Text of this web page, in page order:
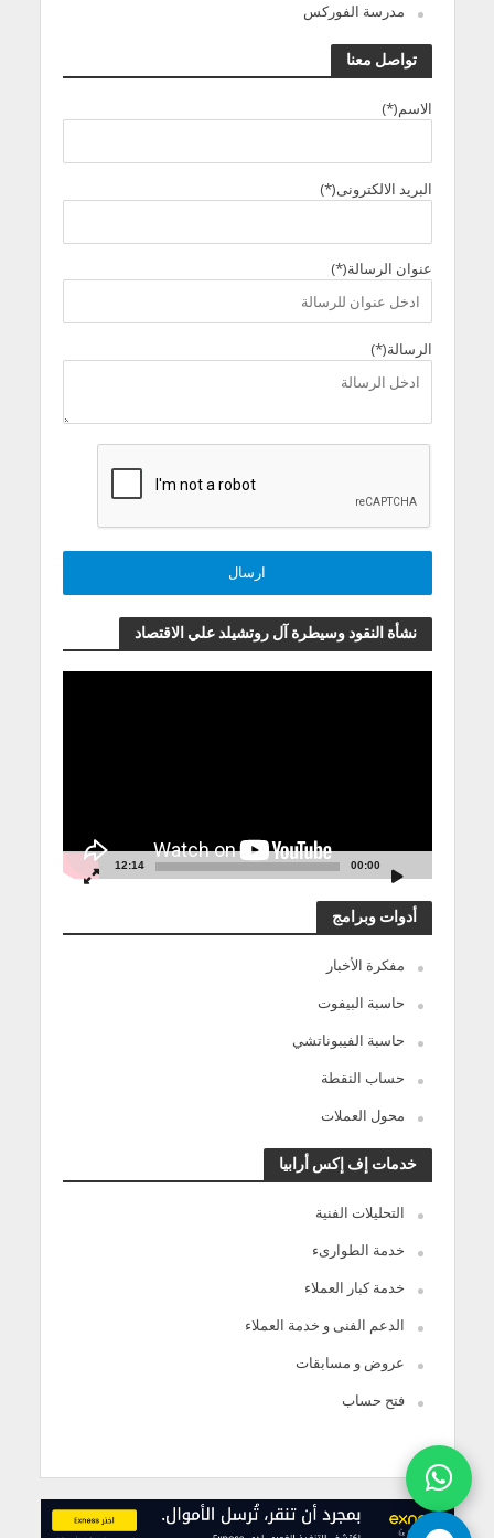
مدرسة الفوركس
تواصل معنا
الاسم(*)
البريد الالكترونى(*)
عنوان الرسالة(*)
الرسالة(*)
نشأة النقود وسيطرة آل روتشيلد علي الاقتصاد
00:00
12:14
أدوات وبرامج
مفكرة الأخبار
حاسبة البيفوت
حاسبة الفيبوناتشي
حساب النقطة
محول العملات
خدمات إف إكس أرابيا
التحليلات الفنية
خدمة الطوارىء
خدمة كبار العملاء
الدعم الفنى و خدمة العملاء
عروض و مسابقات
فتح حساب